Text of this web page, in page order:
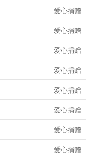
爱心捐赠
爱心捐赠
爱心捐赠
爱心捐赠
爱心捐赠
爱心捐赠
爱心捐赠
爱心捐赠